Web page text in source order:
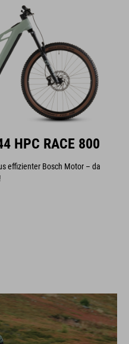
HPC RACE 800
effizienter Bosch Motor – da